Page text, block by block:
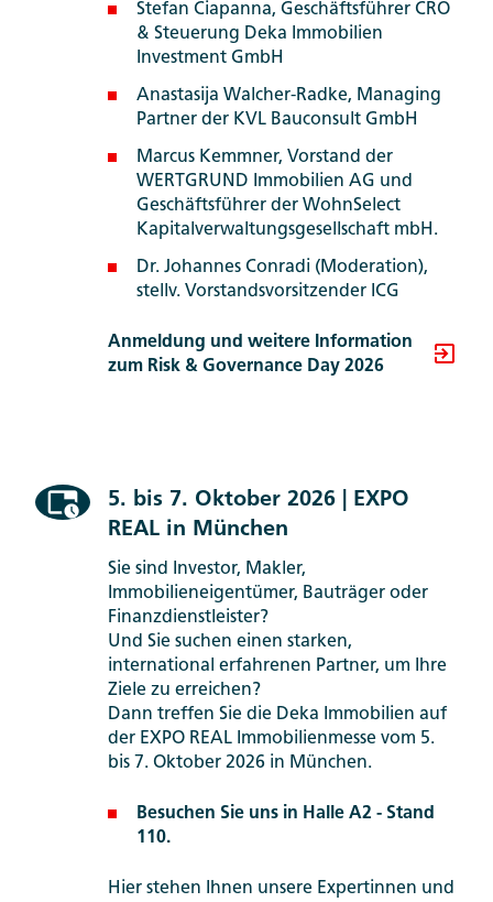
Stefan Ciapanna, Geschäftsführer CRO
& Steuerung Deka Immobilien
Investment GmbH
Anastasija Walcher-Radke, Managing
Partner der KVL Bauconsult GmbH
Marcus Kemmner, Vorstand der
WERTGRUND Immobilien AG und
Geschäftsführer der WohnSelect
Kapitalverwaltungsgesellschaft mbH.
Dr. Johannes Conradi (Moderation),
stellv. Vorstands­vorsitzender ICG
Anmeldung und weitere Information
zum Risk & Governance Day 2026
5. bis 7. Oktober 2026 | EXPO
REAL in München
Sie sind Investor, Makler,
Immobilieneigentümer, Bauträger oder
Finanzdienstleister?
Und Sie suchen einen starken,
international erfahrenen Partner, um Ihre
Ziele zu erreichen?
Dann treffen Sie die Deka Immobilien auf
der EXPO REAL Immobilienmesse vom 5.
bis 7. Oktober 2026 in München.
Besuchen Sie uns in Halle A2 - Stand
110.
Hier stehen Ihnen unsere Expertinnen und